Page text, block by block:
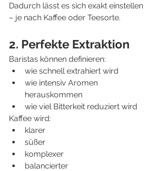
Dadurch lässt es sich exakt einstellen
– je nach Kaffee oder Teesorte.
2. Perfekte Extraktion
Baristas können definieren:
wie schnell extrahiert wird
wie intensiv Aromen
herauskommen
wie viel Bitterkeit reduziert wird
Kaffee wird:
klarer
süßer
komplexer
balancierter